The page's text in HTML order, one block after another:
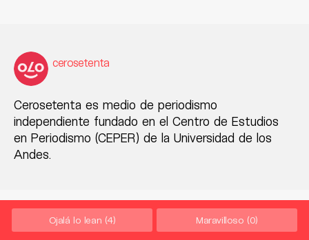
cerosetenta
Cerosetenta es medio de periodismo
independiente fundado en el Centro de Estudios
en Periodismo (CEPER) de la Universidad de los
Andes.
Ojalá lo lean (4) Maravilloso (0)